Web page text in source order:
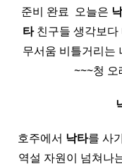
준비 완료 ​ 오늘은
타친구들 생각보다
무서움 비틀거리는
~~~청
호주에서 낙타를 사
역설 자원이 넘쳐나